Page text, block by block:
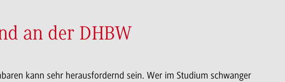
an der DHBW
kann sehr herausfordernd sein. Wer im Studium schwanger